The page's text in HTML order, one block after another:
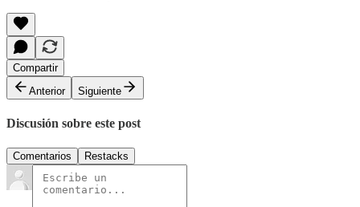
Compartir
Anterior
Siguiente
Discusión sobre este post
Comentarios Restacks